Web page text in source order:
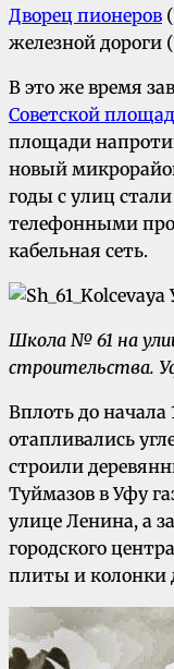
Дворец пионеров
железной дороги
В это же время
Советской
площади
новый
годы с улиц
телефонными
кабельная сеть.
Школа № 61 на
строительства.
Вплоть до начала
отапливались
строили
Туймазов в Уфу
улице Ленина, а
городского
плиты и колонки